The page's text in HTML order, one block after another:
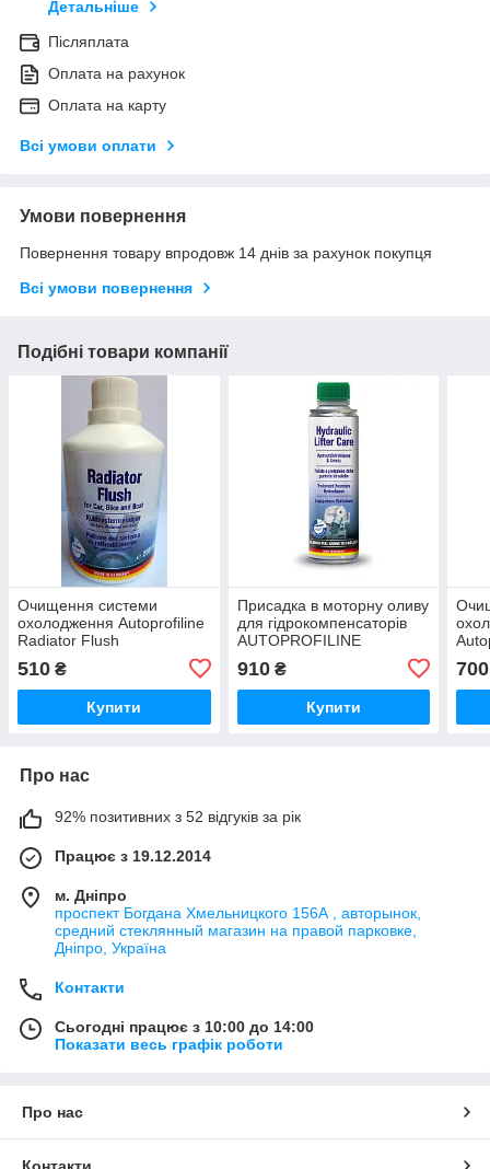
Детальніше
Післяплата
Оплата на рахунок
Оплата на карту
Всі умови оплати
Умови повернення
Повернення товару впродовж 14 днів за рахунок покупця
Всі умови повернення
Подібні товари компанії
Очищення системи
охолодження Autoprofiline
Radiator Flush
510 ₴
Купити
Присадка в моторну оливу
для гідрокомпенсаторів
AUTOPROFILINE
HYDRAULIC LIFTER CARE
910₴
Купити
700
Про нас
92% позитивних з 52 відгуків за рік
Працює з 19.12.2014
м. Дніпро
проспект Богдана Хмельницкого 156А , авторынок,
средний стеклянный магазин на правой парковке,
Дніпро, Україна
Контакти
Сьогодні працює з 10:00 до 14:00
Показати весь графік роботи
Про нас